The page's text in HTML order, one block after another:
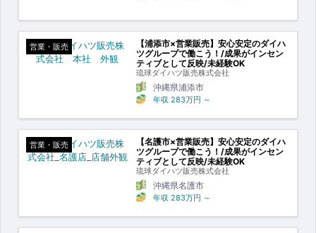
営業・販売
【浦添市×営業販売】安心安定のダイハ
ツグループで働こう！/成果がインセン
ティブとして反映/未経験OK
琉球ダイハツ販売株式会社
沖縄県浦添市
年収 283万円 ～
営業・販売
【名護市×営業販売】安心安定のダイハ
ツグループで働こう！/成果がインセン
ティブとして反映/未経験OK
琉球ダイハツ販売株式会社
沖縄県名護市
年収 283万円 ～